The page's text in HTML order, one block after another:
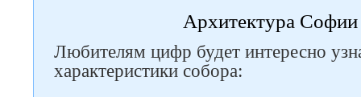
Архитектура
Любителям цифр будет интересно
характеристики собора: